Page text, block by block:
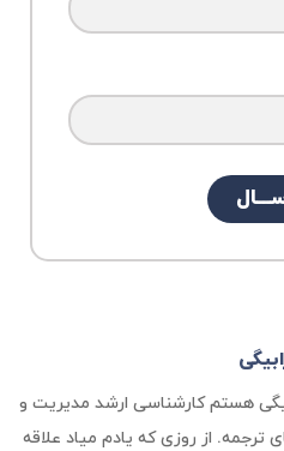
هستم کارشناسی ارشد مدیریت و
ترجمه. از روزی که یادم میاد علاقه